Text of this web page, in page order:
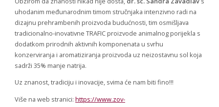
uhodanim međunarodnim timom stručnjaka intenzivno radi na
dizajnu prehrambenih proizvoda budućnosti, tim osmišljava
tradicionalno-inovativne TRAFIC proizvode animalnog porijekla s
dodatkom prirodnih aktivnih komponenata u svrhu
konzerviranja i aromatiziranja proizvoda uz neizostavnu sol koja
sadrži 35% manje natrija.
Uz znanost, tradiciju i inovacije, svima će nam biti fino!!!
Više na web stranici: https://www.zov-